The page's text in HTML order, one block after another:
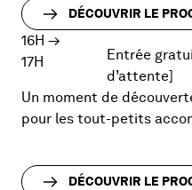
DÉCOUVRIR LE
16H →
17H
Entrée
d’attente]
Un moment de
pour les tout-petits
DÉCOUVRIR LE